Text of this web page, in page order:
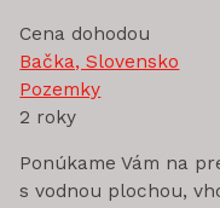
Cena dohodou
Bačka, Slovensko
Pozemky
2 roky
Ponúkame Vám na
s vodnou plochou,